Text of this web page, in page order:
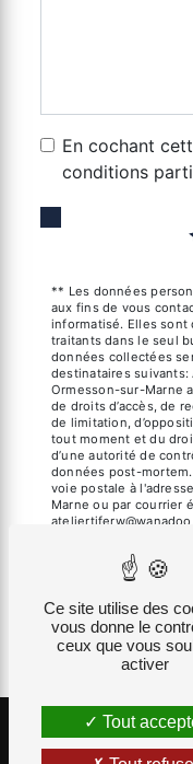
En cochant
conditions
** Les données
aux fins de vous
informatisé. Elles
traitants dans le seul
données collectées
destinataires
Ormesson-sur-Marne
de droits d’accès, de
de limitation,
tout moment et du
d’une autorité de
données post-
voie postale à
Marne ou par courrier
être demandé. Nous
période de prise de
prescription légale
contentieux. Vous
d'opposition au
adresse:
d’informations sur vos
Ce site utilise des
vous donne le
ceux que vous
activer
Tout